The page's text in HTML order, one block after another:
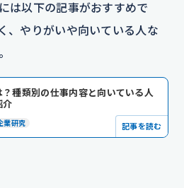
は以下の記事がおすすめで
、やりがいや向いている人な
？種類別の仕事内容と向いている人
介
業研究 記事を読む